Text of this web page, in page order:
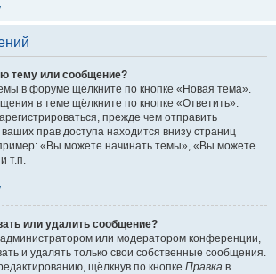
тему или сообщение?
в форуме щёлкните по кнопке «Новая тема».
в теме щёлкните по кнопке «Ответить».
прежде чем отправить
прав доступа находится внизу страниц
«Вы можете начинать темы», «Вы можете
т.п.
или удалить сообщение?
или модератором конференции,
и удалять только свои собственные сообщения.
щёлкнув по кнопке Правка в